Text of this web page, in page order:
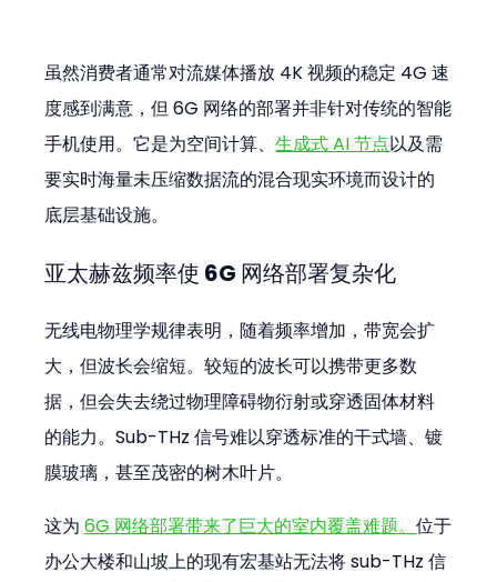
虽然消费者通常对流媒体播放 4K 视频的稳定 4G 速
度感到满意，但 6G 网络的部署并非针对传统的智能
手机使用。它是为空间计算、生成式 AI 节点以及需
要实时海量未压缩数据流的混合现实环境而设计的
底层基础设施。
亚太赫兹频率使 6G 网络部署复杂化
无线电物理学规律表明，随着频率增加，带宽会扩
大，但波长会缩短。较短的波长可以携带更多数
据，但会失去绕过物理障碍物衍射或穿透固体材料
的能力。Sub-THz 信号难以穿透标准的干式墙、镀
膜玻璃，甚至茂密的树木叶片。
这为 6G 网络部署带来了巨大的室内覆盖难题。位于
办公大楼和山坡上的现有宏基站无法将 sub-THz 信